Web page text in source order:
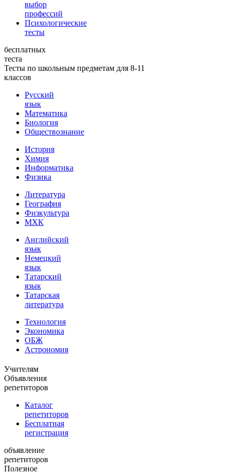
выбор
профессий
Психологические
тесты
бесплатных
теста
Тесты по школьным предметам для 8-11
классов
Русский
язык
Математика
Биология
Обществознание
История
Химия
Информатика
Физика
Литература
География
Физкультура
МХК
Английский
язык
Немецкий
язык
Татарский
язык
Татарская
литература
Технология
Экономика
ОБЖ
Астрономия
Учителям
Объявления
репетиторов
Каталог
репетиторов
Бесплатная
регистрация
объявление
репетиторов
Полезное